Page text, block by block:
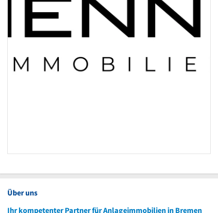
Über uns
Ihr kompetenter Partner für Anlageimmobilien in Bremen